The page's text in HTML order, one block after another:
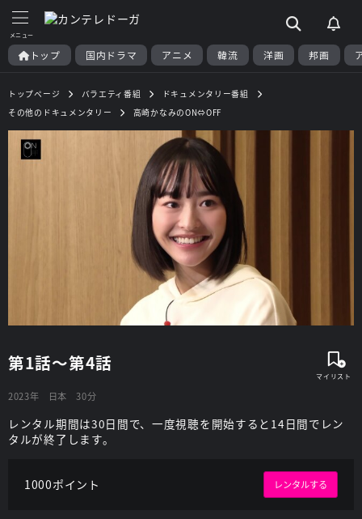
トップ 国内ドラマ アニメ 韓流 洋画 邦画
トップページ バラエティ番組
ドキュメンタリー番組
その他のドキュメンタリー
高崎かなみのON⇔OFF
第1話～第4話
2023年 日本 30分
レンタル期間は30日間で、一度視聴を開始すると14日間でレン
タルが終了します。
1000ポイント レンタルする